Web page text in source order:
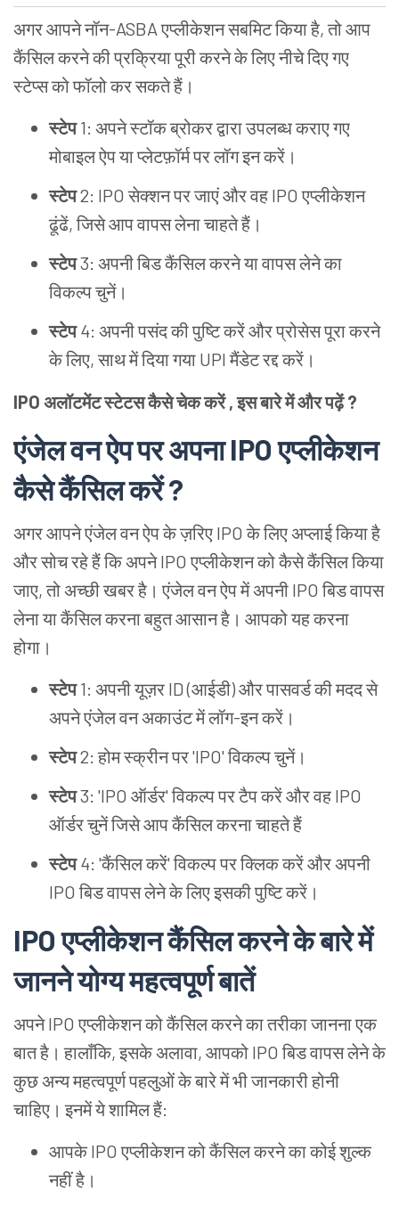
अगर आपने नॉन-ASBA एप्लीकेशन सबमिट किया है, तो आप
कैंसिल करने की प्रक्रिया पूरी करने के लिए नीचे दिए गए
स्टेप्स को फॉलो कर सकते हैं।
स्टेप1: अपने स्टॉक ब्रोकर द्वारा उपलब्ध कराए गए
मोबाइल ऐप या प्लेटफ़ॉर्म पर लॉग इन करें।
स्टेप2: IPO सेक्शन पर जाएं और वह IPO एप्लीकेशन
ढूंढें, जिसे आप वापस लेना चाहते हैं।
स्टेप3: अपनी बिड कैंसिल करने या वापस लेने का
विकल्प चुनें।
स्टेप4: अपनी पसंद की पुष्टि करें और प्रोसेस पूरा करने
के लिए, साथ में दिया गया UPI मैंडेट रद्द करें।
IPO अलॉटमेंट स्टेटस कैसे चेक करें , इस बारे में और पढ़ें ?
एंजेल वन ऐप पर अपना IPO एप्लीकेशन
कैसे कैंसिल करें ?
अगर आपने एंजेल वन ऐप के ज़रिए IPO के लिए अप्लाई किया है
और सोच रहे हैं कि अपने IPO एप्लीकेशन को कैसे कैंसिल किया
जाए, तो अच्छी खबर है। एंजेल वन ऐप में अपनी IPO बिड वापस
लेना या कैंसिल करना बहुत आसान है। आपको यह करना
होगा।
स्टेप1: अपनी यूज़र ID (आईडी) और पासवर्ड की मदद से
अपने एंजेल वन अकाउंट में लॉग-इन करें।
स्टेप2: होम स्क्रीन पर 'IPO' विकल्प चुनें।
स्टेप3: 'IPO ऑर्डर' विकल्प पर टैप करें और वह IPO
ऑर्डर चुनें जिसे आप कैंसिल करना चाहते हैं
स्टेप4: 'कैंसिल करें' विकल्प पर क्लिक करें और अपनी
IPO बिड वापस लेने के लिए इसकी पुष्टि करें।
IPO एप्लीकेशन कैंसिल करने के बारे में
जानने योग्य महत्वपूर्ण बातें
अपने IPO एप्लीकेशन को कैंसिल करने का तरीका जानना एक
बात है। हालाँकि, इसके अलावा, आपको IPO बिड वापस लेने के
कुछ अन्य महत्वपूर्ण पहलुओं के बारे में भी जानकारी होनी
चाहिए। इनमें ये शामिल हैं:
आपके IPO एप्लीकेशन को कैंसिल करने का कोई शुल्क
नहीं है।